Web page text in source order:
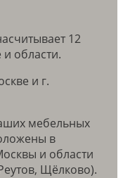
12
области.
и г.
мебельных
в
и области
Щёлково).